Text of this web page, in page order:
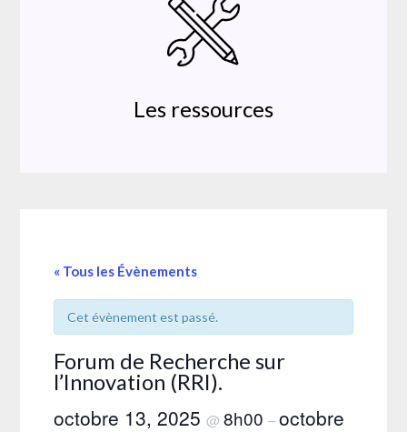
Les ressources
« Tous les Évènements
Cet évènement est passé.
Forum de Recherche sur
l’Innovation (RRI).
octobre 13, 2025 @ 8h00 –octobre